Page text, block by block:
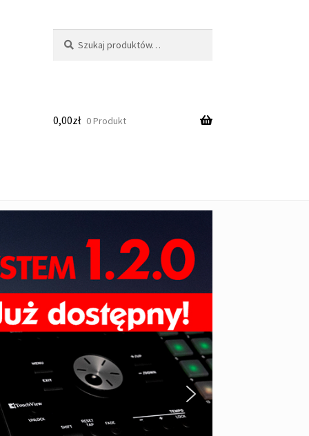
0,00zł 0 Produkt